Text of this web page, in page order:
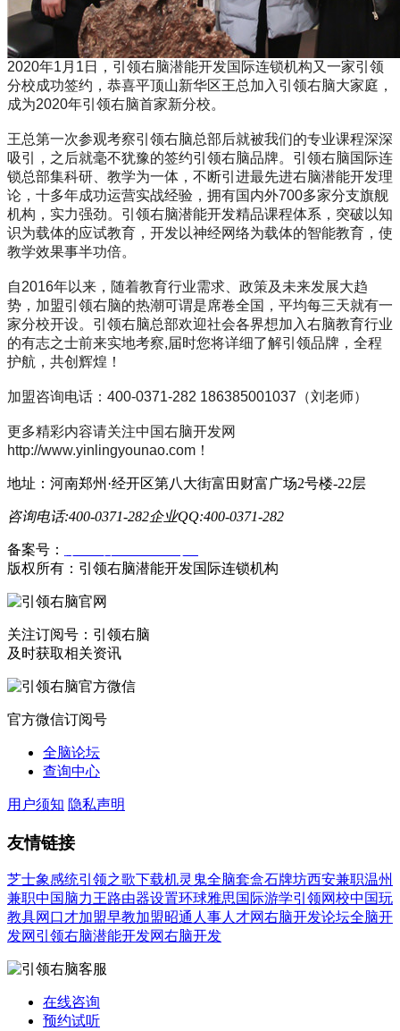
2020年1月1日，引领右脑潜能开发国际连锁机构又一家引领
分校成功签约，恭喜平顶山新华区王总加入引领右脑大家庭，
成为2020年引领右脑首家新分校。
王总第一次参观考察引领右脑总部后就被我们的专业课程深深
吸引，之后就毫不犹豫的签约引领右脑品牌。引领右脑国际连
锁总部集科研、教学为一体，不断引进最先进右脑潜能开发理
论，十多年成功运营实战经验，拥有国内外700多家分支旗舰
机构，实力强劲。引领右脑潜能开发精品课程体系，突破以知
识为载体的应试教育，开发以神经网络为载体的智能教育，使
教学效果事半功倍。
自2016年以来，随着教育行业需求、政策及未来发展大趋
势，加盟引领右脑的热潮可谓是席卷全国，平均每三天就有一
家分校开设。引领右脑总部欢迎社会各界想加入右脑教育行业
的有志之士前来实地考察,届时您将详细了解引领品牌，全程
护航，共创辉煌！
加盟咨询电话：400-0371-282 186385001037（刘老师）
更多精彩内容请关注中国右脑开发网
http://www.yinlingyounao.com！
地址：河南郑州·经开区第八大街富田财富广场2号楼-22层
咨询电话:400-0371-282企业QQ:400-0371-282
备案号：
版权所有：引领右脑潜能开发国际连锁机构
关注订阅号：引领右脑
及时获取相关资讯
官方微信订阅号
全脑论坛
查询中心
用户须知 隐私声明
友情链接
芝士象感统引领之歌下载机灵鬼全脑套盒石牌坊西安兼职温州
兼职中国脑力王路由器设置环球雅思国际游学引领网校中国玩
教具网 口才加盟早教加盟昭通人事人才网右脑开发论坛全脑开
发网 引领右脑潜能开发网右脑开发
在线咨询
预约试听